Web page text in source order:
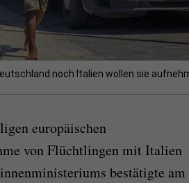
noch Italien wollen sie
europäischen
von Flüchtlingen mit Italien
bestätigte am